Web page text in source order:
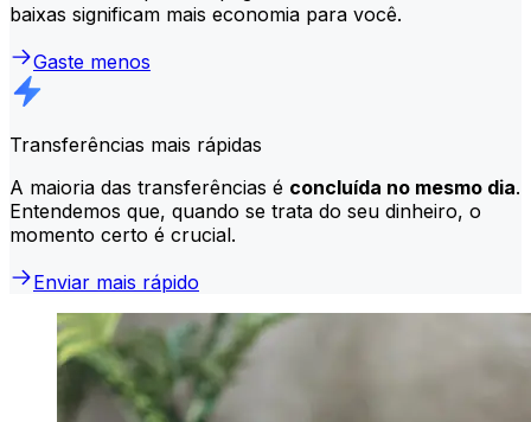
baixas significam mais economia para você.
Gaste menos
Transferências mais rápidas
A maioria das transferências é concluída no mesmo dia.
Entendemos que, quando se trata do seu dinheiro, o
momento certo é crucial.
Enviar mais rápido